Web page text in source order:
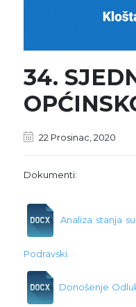
34.
22 Prosinac, 2020
Dokumenti:
Analiza stanja
Podravski
Donošenje